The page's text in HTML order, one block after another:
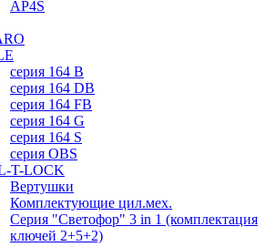
AP4S
серия 164 B
серия 164 DB
серия 164 FB
серия 164 G
серия 164 S
серия OBS
T-LOCK
Вертушки
Комплектующие цил.мех.
Серия "Светофор" 3 in 1 (комплектация
ключей 2+5+2)